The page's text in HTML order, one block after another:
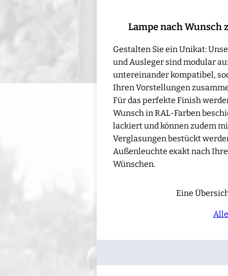
Lampe nach Wunsch
Gestalten Sie ein Unikat:
und Ausleger sind modular
untereinander kompatibel,
Ihren Vorstellungen
Für das perfekte Finish
Wunsch in RAL-Farben
lackiert und können zudem
Verglasungen bestückt
Außenleuchte exakt nach
Wünschen.
Eine